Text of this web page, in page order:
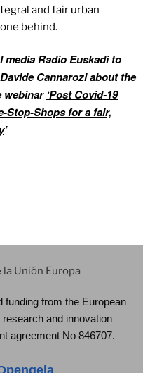
and fair urban
behind.
Radio Euskadi to
Cannarozi about the
webinar ‘Post Covid-19
Stop-Shops for a fair,
’
funding from the European
research and innovation
agreement No 846707.